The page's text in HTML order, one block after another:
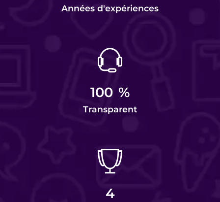
Années d'expériences
100 %
Transparent
4